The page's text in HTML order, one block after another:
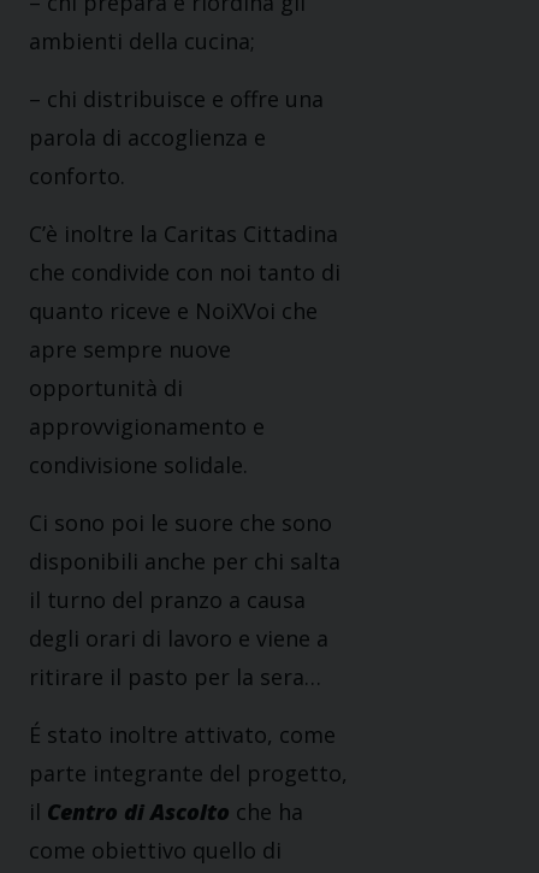
ambienti della cucina;
– chi distribuisce e offre una
parola di accoglienza e
conforto.
C’è inoltre la Caritas Cittadina
che condivide con noi tanto di
quanto riceve e NoiXVoi che
apre sempre nuove
opportunità di
approvvigionamento e
condivisione solidale.
Ci sono poi le suore che sono
disponibili anche per chi salta
il turno del pranzo a causa
degli orari di lavoro e viene a
ritirare il pasto per la sera…
É stato inoltre attivato, come
parte integrante del progetto,
il Centro di Ascolto che ha
come obiettivo quello di